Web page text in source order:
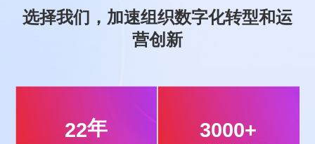
选择我们，加速组织数字化转型和运
营创新
22年 3000+